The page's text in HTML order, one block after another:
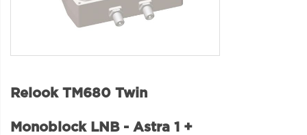
Relook TM680 Twin
Monoblock LNB - Astra 1 +